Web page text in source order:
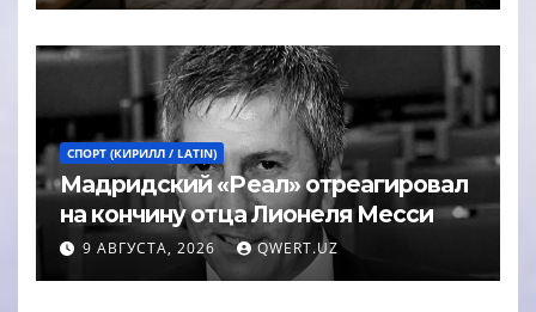
СПОРТ (КИРИЛЛ / LATIN)
Мадридский «Реал» отреагировал
на кончину отца Лионеля Месси
9 АВГУСТА, 2026 QWERT.UZ